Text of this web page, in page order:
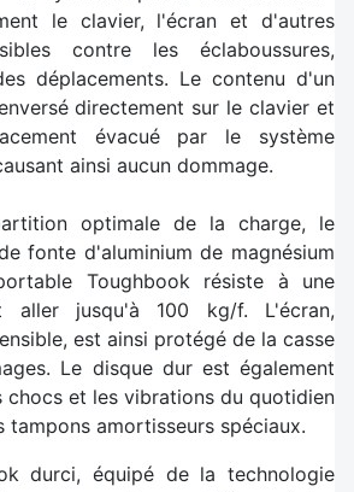
le clavier, l'écran et d'autres
contre les éclaboussures,
déplacements. Le contenu d'un
directement sur le clavier et
évacué par le système
ainsi aucun dommage.
optimale de la charge, le
fonte d'aluminium de magnésium
Toughbook résiste à une
aller jusqu'à 100 kg/f. L'écran,
est ainsi protégé de la casse
Le disque dur est également
chocs et les vibrations du quotidien
tampons amortisseurs spéciaux.
durci, équipé de la technologie